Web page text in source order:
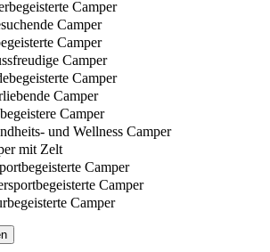
Camper
Camper
Camper
Camper
Camper
Camper
Camper
und Wellness Camper
mit Zelt
Camper
Camper
Camper